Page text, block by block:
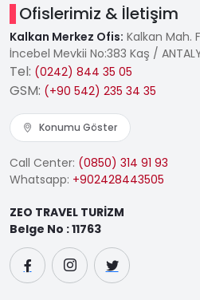
Ofislerimiz & İletişim
Kalkan Merkez Ofis: Kalkan Mah.
İncebel Mevkii No:383 Kaş /
Tel: (0242) 844 35 05
GSM: (+90 542) 235 34 35
Konumu Göster
Call Center: (0850) 314 91 93
Whatsapp: +902428443505
ZEO TRAVEL TURİZM
Belge No : 11763